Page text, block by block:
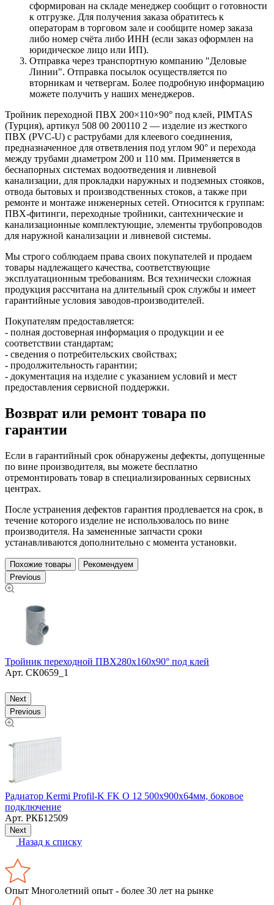
сформирован на складе менеджер сообщит о готовности
к отгрузке. Для получения заказа обратитесь к
операторам в торговом зале и сообщите номер заказа
либо номер счёта либо ИНН (если заказ оформлен на
юридическое лицо или ИП).
Отправка через транспортную компанию "Деловые
Линии". Отправка посылок осуществляется по
вторникам и четвергам. Более подробную информацию
можете получить у наших менеджеров.
Тройник переходной ПВХ 200×110×90° под клей, PIMTAS
(Турция), артикул 508 00 200110 2 — изделие из жесткого
ПВХ (PVC-U) с раструбами для клеевого соединения,
предназначенное для ответвления под углом 90° и перехода
между трубами диаметром 200 и 110 мм. Применяется в
беснапорных системах водоотведения и ливневой
канализации, для прокладки наружных и подземных стояков,
отвода бытовых и производственных стоков, а также при
ремонте и монтаже инженерных сетей. Относится к группам:
ПВХ-фитинги, переходные тройники, сантехнические и
канализационные комплектующие, элементы трубопроводов
для наружной канализации и ливневой системы.
Мы строго соблюдаем права своих покупателей и продаем
товары надлежащего качества, соответствующие
эксплуатационным требованиям. Вся технически сложная
продукция рассчитана на длительный срок службы и имеет
гарантийные условия заводов-производителей.
Покупателям предоставляется:
- полная достоверная информация о продукции и ее
соответствии стандартам;
- сведения о потребительских свойствах;
- продолжительность гарантии;
- документация на изделие с указанием условий и мест
предоставления сервисной поддержки.
Возврат или ремонт товара по
гарантии
Если в гарантийный срок обнаружены дефекты, допущенные
по вине производителя, вы можете бесплатно
отремонтировать товар в специализированных сервисных
центрах.
После устранения дефектов гарантия продлевается на срок, в
течение которого изделие не использовалось по вине
производителя. На замененные запчасти сроки
устанавливаются дополнительно с момента установки.
Похожие товары
Рекомендуем
Previous
Тройник переходной ПВХ280х160х90° под клей
Арт. СК0659_1
Next
Previous
Радиатор Kermi Profil-K FK O 12 500х900х64мм, боковое
подключение
Арт. РКБ12509
Next
Назад к списку
Опыт Многолетний опыт - более 30 лет на рынке